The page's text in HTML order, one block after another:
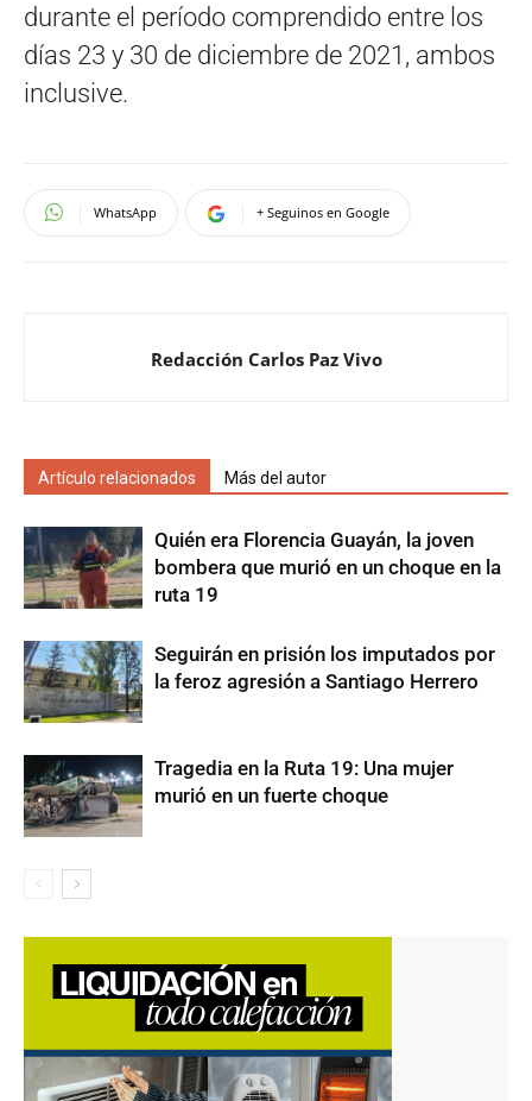
durante el período comprendido entre los
días 23 y 30 de diciembre de 2021, ambos
inclusive.
WhatsApp + Seguinos en Google
Redacción Carlos Paz Vivo
Artículo relacionados Más del autor
Quién era Florencia Guayán, la joven
bombera que murió en un choque en la
ruta 19
Seguirán en prisión los imputados por
la feroz agresión a Santiago Herrero
Tragedia en la Ruta 19: Una mujer
murió en un fuerte choque